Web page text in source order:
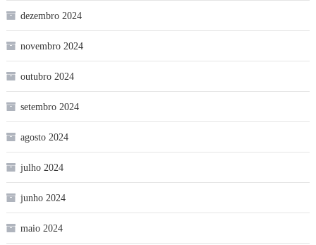
dezembro 2024
novembro 2024
outubro 2024
setembro 2024
agosto 2024
julho 2024
junho 2024
maio 2024